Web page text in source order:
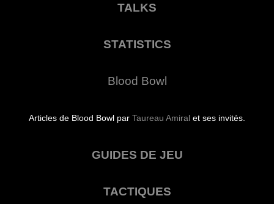
TALKS
STATISTICS
Blood Bowl
Articles de Blood Bowl par Taureau Amiral et ses invités.
GUIDES DE JEU
TACTIQUES